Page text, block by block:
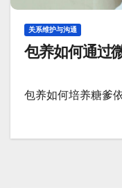
关系维护与沟通
包养如何通过
包养如何培养糖爹